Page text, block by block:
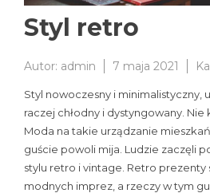
Styl retro
Autor: admin 7 maja 2021
Styl nowoczesny i minimalistyczny,
raczej chłodny i dystyngowany. Nie
Moda na takie urządzanie
guście powoli mija. Ludzie zaczęli
stylu retro i vintage. Retro prezenty
modnych imprez, a rzeczy w tym